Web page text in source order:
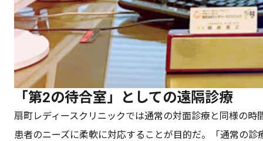
「第2の待合室」としての遠隔診療
扇町レディースクリニックでは通常の対面診療と同様の
患者のニーズに柔軟に対応することが目的だ。「通常の